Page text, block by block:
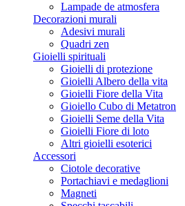
Lampade de atmosfera
Decorazioni murali
Adesivi murali
Quadri zen
Gioielli spirituali
Gioielli di protezione
Gioielli Albero della vita
Gioielli Fiore della Vita
Gioiello Cubo di Metatron
Gioielli Seme della Vita
Gioielli Fiore di loto
Altri gioielli esoterici
Accessori
Ciotole decorative
Portachiavi e medaglioni
Magneti